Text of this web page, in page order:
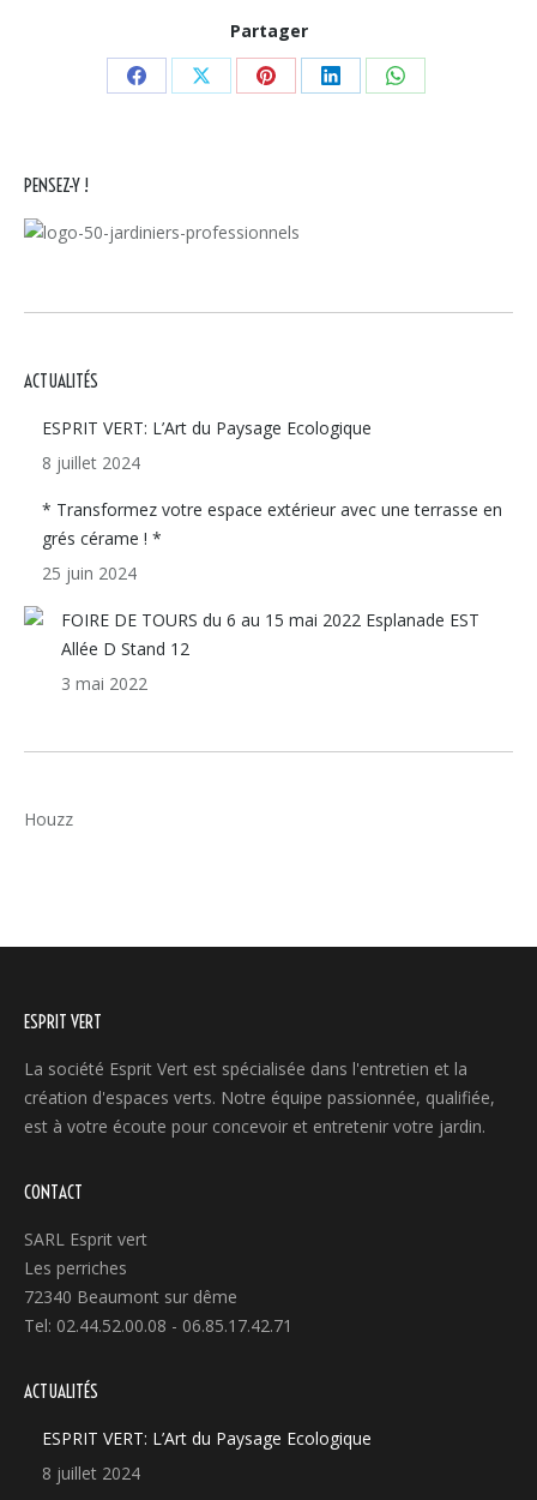
Partager
PartagerPartagerPartagerPartagerPartager
PENSEZ-Y !
ACTUALITÉS
ESPRIT VERT: L’Art du Paysage Ecologique
8 juillet 2024
* Transformez votre espace extérieur avec une terrasse en
grés cérame ! *
25 juin 2024
FOIRE DE TOURS du 6 au 15 mai 2022 Esplanade EST
Allée D Stand 12
3 mai 2022
Houzz
ESPRIT VERT
La société Esprit Vert est spécialisée dans l'entretien et la
création d'espaces verts. Notre équipe passionnée, qualifiée,
est à votre écoute pour concevoir et entretenir votre jardin.
CONTACT
SARL Esprit vert
Les perriches
72340 Beaumont sur dême
Tel: 02.44.52.00.08 - 06.85.17.42.71
ACTUALITÉS
ESPRIT VERT: L’Art du Paysage Ecologique
8 juillet 2024